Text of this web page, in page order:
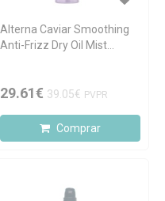
Alterna Caviar Smoothing
Anti-Frizz Dry Oil Mist
29.61€ 39.05€ PVPR
Comprar